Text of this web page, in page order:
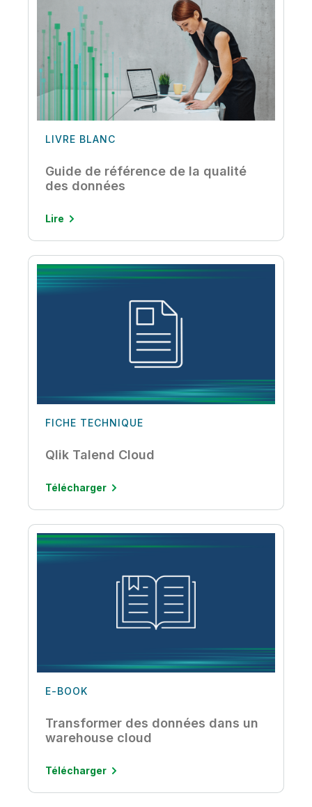
LIVRE BLANC
Guide de référence de la qualité
des données
Lire
FICHE TECHNIQUE
Qlik Talend Cloud
Télécharger
E-BOOK
Transformer des données dans un
warehouse cloud
Télécharger